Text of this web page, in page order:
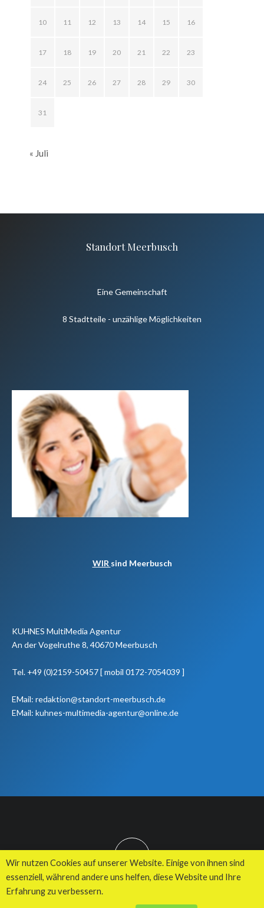
10 11 12 13 14 15 16
17 18 19 20 21 22 23
24 25 26 27 28 29 30
31
« Juli
Standort Meerbusch
Eine Gemeinschaft
8 Stadtteile - unzählige Möglichkeiten
WIR sind Meerbusch
KUHNES MultiMedia Agentur
An der Vogelruthe 8, 40670 Meerbusch
Tel. +49 (0)2159-50457 [ mobil 0172-7054039 ]
EMail: redaktion@standort-meerbusch.de
EMail: kuhnes-multimedia-agentur@online.de
TOP
© 2026 Kuhnes MultiMedia Agentur
Wir nutzen Cookies auf unserer Website. Einige von ihnen sind
essenziell, während andere uns helfen, diese Website und Ihre
Erfahrung zu verbessern.